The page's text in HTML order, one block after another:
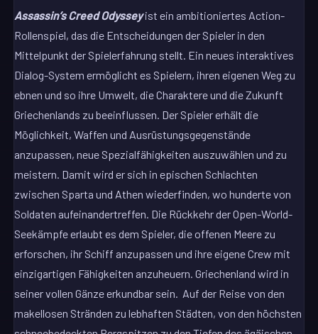
Assassin’s Creed Odysseyist ein ambitioniertes Action-
Rollenspiel, das die Entscheidungen der Spieler in den
Mittelpunkt der Spielerfahrung stellt. Ein neues interaktives
Dialog-System ermöglicht es Spielern, ihren eigenen Weg zu
ebnen und so ihre Umwelt, die Charaktere und die Zukunft
Griechenlands zu beeinflussen. Der Spieler erhält die
Möglichkeit, Waffen und Ausrüstungsgegenstände
anzupassen, neue Spezialfähigkeiten auszuwählen und zu
meistern. Damit wird er sich in epischen Schlachten
zwischen Sparta und Athen wiederfinden, wo hunderte von
Soldaten aufeinandertreffen. Die Rückkehr der Open-World-
Seekämpfe erlaubt es dem Spieler, die offenen Meere zu
erforschen, ihr Schiff anzupassen und ihre eigene Crew mit
einzigartigen Fähigkeiten anzuheuern. Griechenland wird in
seiner vollen Gänze erkundbar sein. Auf der Reise von den
makellosen Stränden zu lebhaften Städten, von den höchsten